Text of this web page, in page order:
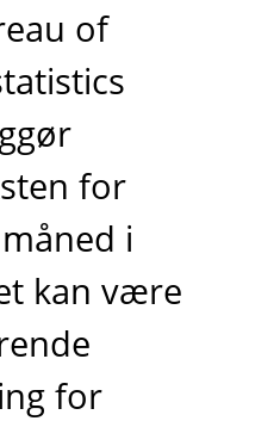
of
for
i
kan være
for